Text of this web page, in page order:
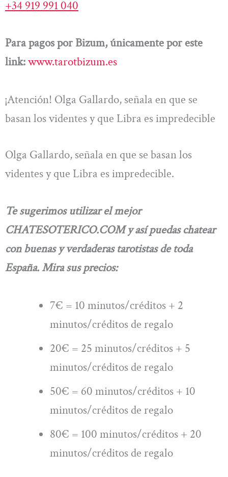
+34 919 991 040
Para pagos por Bizum, únicamente por este
link:www.tarotbizum.es
¡Atención! Olga Gallardo, señala en que se
basan los videntes y que Libra es impredecible
Olga Gallardo, señala en que se basan los
videntes y que Libra es impredecible.
Te sugerimos utilizar el mejor
CHATESOTERICO.COM y así puedas chatear
con buenas y verdaderas tarotistas de toda
España. Mira sus precios:
7€ = 10 minutos/créditos + 2
minutos/créditos de regalo
20€ = 25 minutos/créditos + 5
minutos/créditos de regalo
50€ = 60 minutos/créditos + 10
minutos/créditos de regalo
80€ = 100 minutos/créditos + 20
minutos/créditos de regalo